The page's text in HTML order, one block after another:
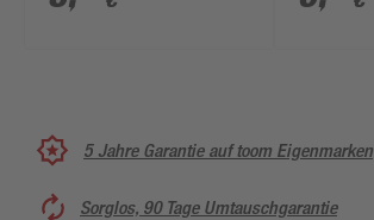
Stück
5 Jahre Garantie auf toom Eigenmarken
Sorglos, 90 Tage Umtauschgarantie